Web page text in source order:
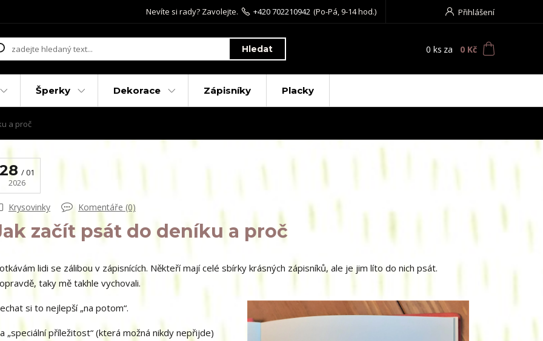
Přihlášení
Hledat
Nevíte si rady? Zavolejte. +420 702210942 (Po-Pá, 9-14 hod.)
0 ks za 0 Kč
Šperky Dekorace Zápisníky Placky
a proč
01
2026
Krysovinky Komentáře (0)
začít psát do deníku a proč
lidi se zálibou v zápisnících. Někteří mají celé sbírky krásných zápisníků, ale je jim líto do nich psát.
taky mě takhle vychovali.
si to nejlepší „na potom“.
„speciální příležitost“ (která možná nikdy nepřijde)